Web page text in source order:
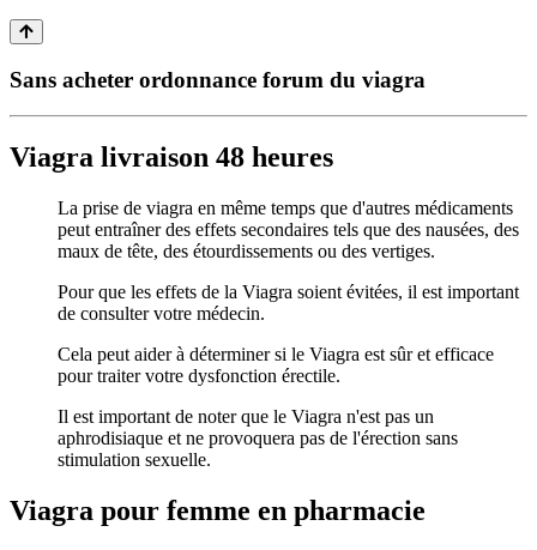
Sans acheter ordonnance forum du viagra
Viagra livraison 48 heures
La prise de viagra en même temps que d'autres médicaments
peut entraîner des effets secondaires tels que des nausées, des
maux de tête, des étourdissements ou des vertiges.
Pour que les effets de la Viagra soient évitées, il est important
de consulter votre médecin.
Cela peut aider à déterminer si le Viagra est sûr et efficace
pour traiter votre dysfonction érectile.
Il est important de noter que le Viagra n'est pas un
aphrodisiaque et ne provoquera pas de l'érection sans
stimulation sexuelle.
Viagra pour femme en pharmacie